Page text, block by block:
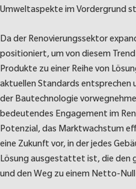
Umweltaspekte im Vordergrund
Da der Renovierungssektor
positioniert, um von diesem
Produkte zu einer Reihe von
aktuellen Standards entsprechen
der Bautechnologie
bedeutendes Engagement im
Potenzial, das Marktwachstum
eine Zukunft vor, in der jedes
Lösung ausgestattet ist, die den
und den Weg zu einem Netto-